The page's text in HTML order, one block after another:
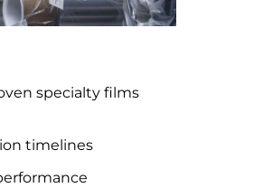
specialty films
timelines